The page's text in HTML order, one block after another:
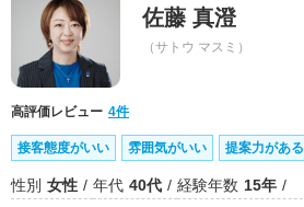
佐藤 真澄
（サトウ マスミ）
高評価レビュー 4件
接客態度がいい 雰囲気がいい 提案力がある
性別 女性 年代 40代 経験年数 15年